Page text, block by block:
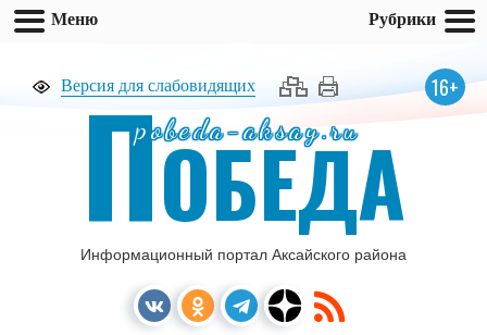
Версия для слабовидящих 16+
pobeda-aksay.ru
ПОБЕДА
Информационный портал Аксайского района
Меню Рубрики